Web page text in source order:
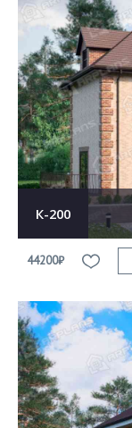
К-200
44200₽